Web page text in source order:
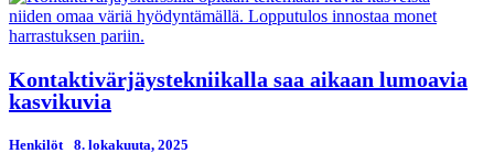
Kontaktivärjäystekniikalla saa aikaan lumoavia
kasvikuvia
Henkilöt 8. lokakuuta, 2025